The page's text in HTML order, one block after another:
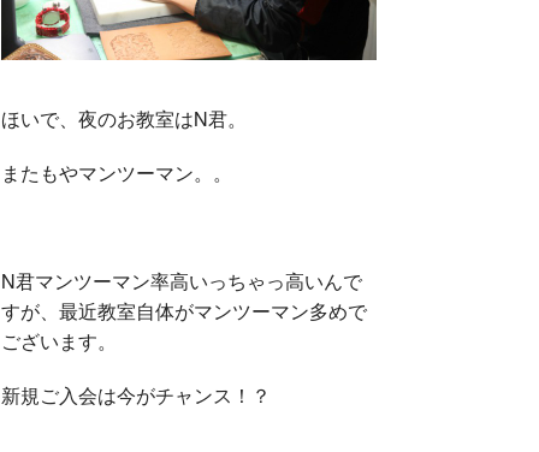
ほいで、夜のお教室はN君。
またもやマンツーマン。。
N君マンツーマン率高いっちゃっ高いんで
すが、最近教室自体がマンツーマン多めで
ございます。
新規ご入会は今がチャンス！？